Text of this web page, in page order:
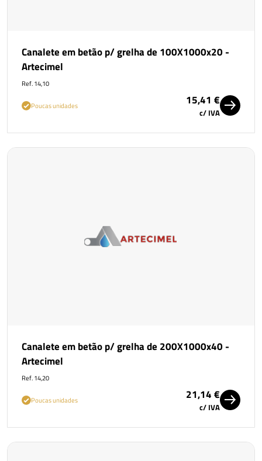
Canalete em betão p/ grelha de 100X1000x20 -
Artecimel
Ref. 14,10
Poucas unidades 15,41 €
c/ IVA
Canalete em betão p/ grelha de 200X1000x40 -
Artecimel
Ref. 14,20
Poucas unidades 21,14 €
c/ IVA